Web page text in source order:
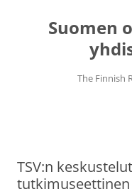
contentSuomen
The Finnish
TSV:n